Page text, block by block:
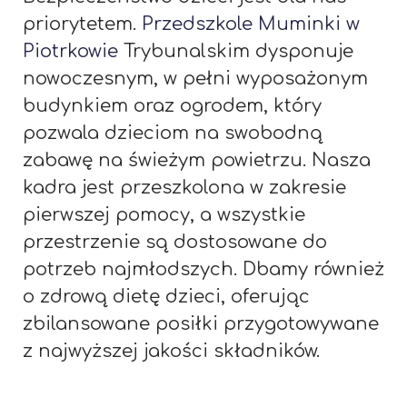
priorytetem. Przedszkole Muminki w
Piotrkowie Trybunalskim dysponuje
nowoczesnym, w pełni wyposażonym
budynkiem oraz ogrodem, który
pozwala dzieciom na swobodną
zabawę na świeżym powietrzu. Nasza
kadra jest przeszkolona w zakresie
pierwszej pomocy, a wszystkie
przestrzenie są dostosowane do
potrzeb najmłodszych. Dbamy również
o zdrową dietę dzieci, oferując
zbilansowane posiłki przygotowywane
z najwyższej jakości składników.